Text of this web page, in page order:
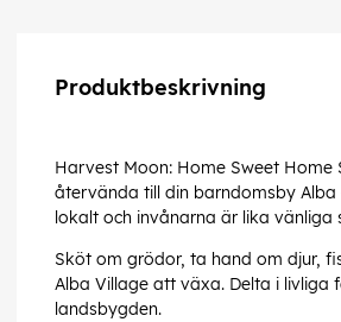
Produktbeskrivning
Harvest Moon: Home Sweet
återvända till din barndomsby
lokalt och invånarna är lika vänliga
Sköt om grödor, ta hand om djur,
Alba Village att växa. Delta i livliga
landsbygden.